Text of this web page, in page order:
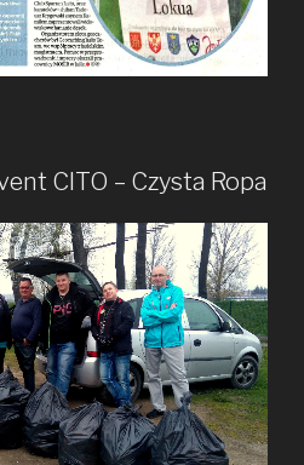
CITO – Czysta Ropa